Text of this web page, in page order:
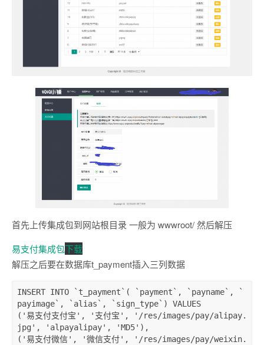
首先上传集成包到网站根目录 一般为 wwwroot/ 然后解压
易支付集成包下载
解压之后要在数据库t_payment插入三列数据
INSERT INTO `t_payment` ( `payment` , `payname` ,
`
payimage` , `alias` , `sign_type` ) VALUES
( '易支付支付宝' , '支付宝' ,
'/res/images/pay/alipay.
jpg' , 'alpayalipay' , 'MD5' ),
( '易支付微信' , '微信支付' ,
'/res/images/pay/weixin.